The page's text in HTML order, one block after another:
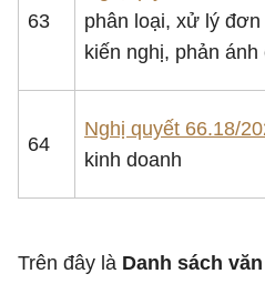
63
phân loại, xử lý
kiến nghị, phản
64
Nghị quyết 66.18/
kinh doanh
Trên đây là Danh sách